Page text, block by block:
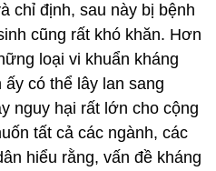
chỉ định, sau này bị bệnh
cũng rất khó khăn. Hơn
loại vi khuẩn kháng
có thể lây lan sang
nguy hại rất lớn cho cộng
tất cả các ngành, các
hiểu rằng, vấn đề kháng